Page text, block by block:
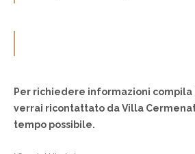
Per richiedere informazioni
verrai ricontattato da Villa
tempo possibile.